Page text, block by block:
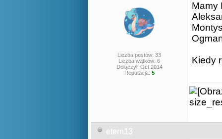
Liczba postów: 33
Liczba wątków: 6
Dołączył: Oct 2014
Reputacja: 5
Mamy
Kiedy
etern13